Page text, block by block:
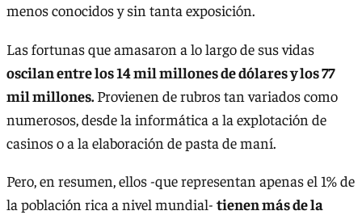
menos conocidos y sin tanta exposición.
Las fortunas que amasaron a lo largo de sus vidas
oscilan entre los 14 mil millones de dólares y los 77
mil millones.Provienen de rubros tan variados como
numerosos, desde la informática a la explotación de
casinos o a la elaboración de pasta de maní.
Pero, en resumen, ellos -que representan apenas el 1% de
la población rica a nivel mundial- tienen más de la